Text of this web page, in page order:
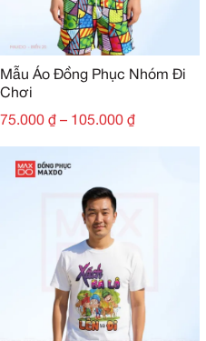
Mẫu Áo Đồng Phục Nhóm Đi
Chơi
75.000 ₫ – 105.000 ₫